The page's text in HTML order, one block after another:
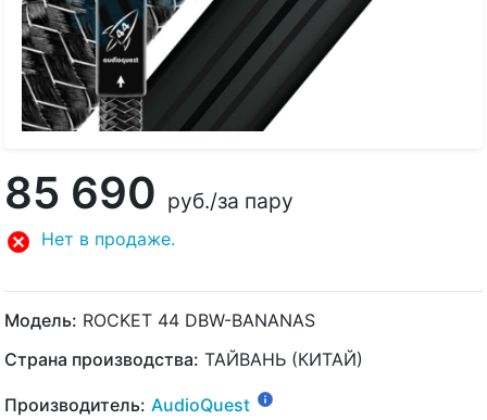
85 690 руб./за пару
Нет в продаже.
Модель: ROCKET 44 DBW-BANANAS
Страна производства: ТАЙВАНЬ (КИТАЙ)
Производитель: AudioQuest